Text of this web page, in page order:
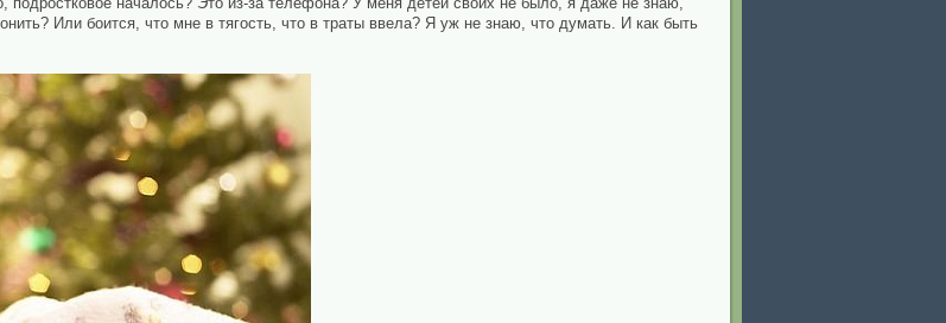
Или боится, что мне в тягость, что в траты ввела? Я уж не знаю, что думать. И как быть